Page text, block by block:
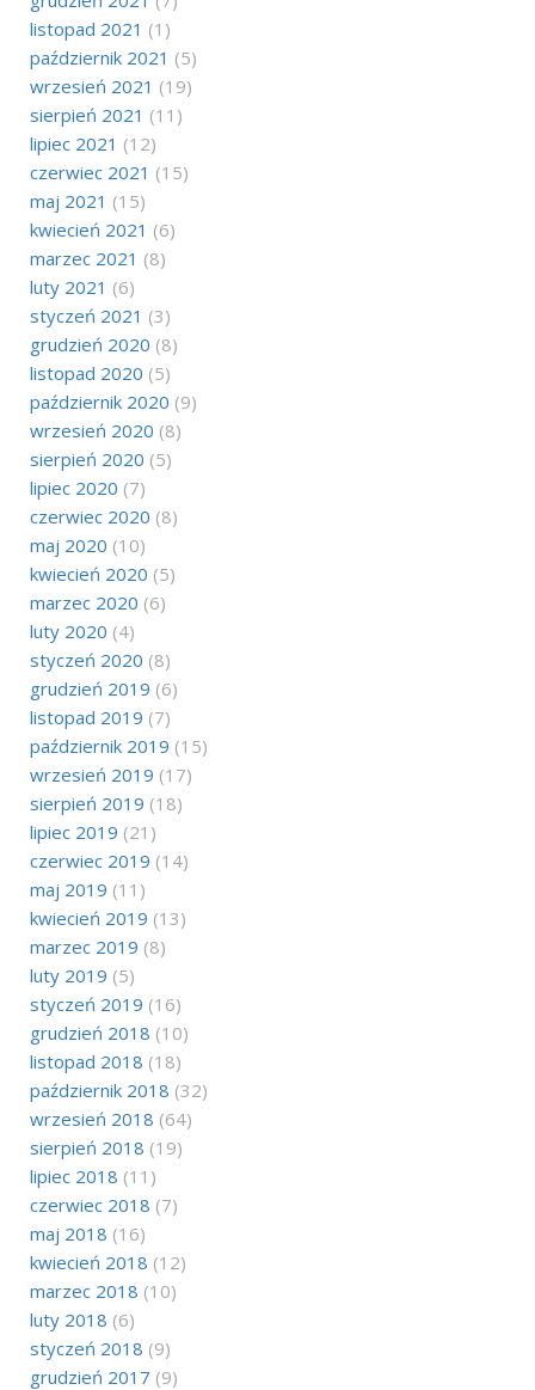
listopad 2021 (1)
październik 2021 (5)
wrzesień 2021 (19)
sierpień 2021 (11)
lipiec 2021 (12)
czerwiec 2021 (15)
maj 2021 (15)
kwiecień 2021 (6)
marzec 2021 (8)
luty 2021 (6)
styczeń 2021 (3)
grudzień 2020 (8)
listopad 2020 (5)
październik 2020 (9)
wrzesień 2020 (8)
sierpień 2020 (5)
lipiec 2020 (7)
czerwiec 2020 (8)
maj 2020 (10)
kwiecień 2020 (5)
marzec 2020 (6)
luty 2020 (4)
styczeń 2020 (8)
grudzień 2019 (6)
listopad 2019 (7)
październik 2019 (15)
wrzesień 2019 (17)
sierpień 2019 (18)
lipiec 2019 (21)
czerwiec 2019 (14)
maj 2019 (11)
kwiecień 2019 (13)
marzec 2019 (8)
luty 2019 (5)
styczeń 2019 (16)
grudzień 2018 (10)
listopad 2018 (18)
październik 2018 (32)
wrzesień 2018 (64)
sierpień 2018 (19)
lipiec 2018 (11)
czerwiec 2018 (7)
maj 2018 (16)
kwiecień 2018 (12)
marzec 2018 (10)
luty 2018 (6)
styczeń 2018 (9)
grudzień 2017 (9)